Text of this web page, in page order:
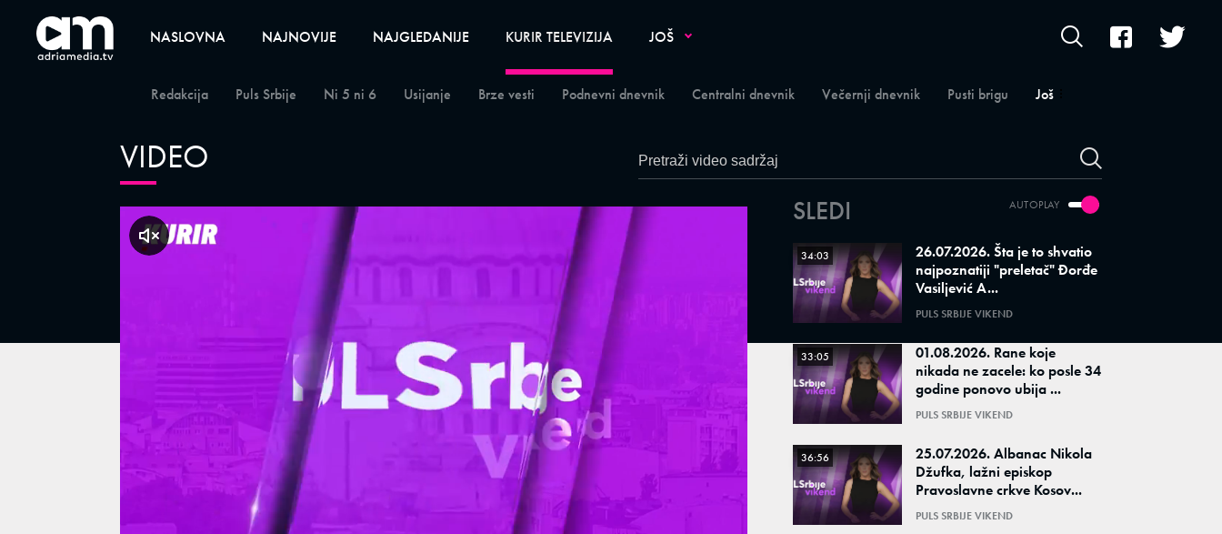
NASLOVNA NAJNOVIJE NAJGLEDANIJE KURIR TELEVIZIJA
Redakcija Puls Srbije Ni 5 ni 6 Usijanje Brze vesti Podnevni dnevnik Centralni dnevnik Večernji dnevnik Pusti brigu Još
JOŠ
VIDEO
klikni za zvuk
AUTOPLAY
SLEDI
34:03
26.07.2026. Šta je to shvatio
najpoznatiji "preletač" Đorđe
Vasiljević A...
PULS SRBIJE VIKEND
33:05
01.08.2026. Rane koje
nikada ne zacele: ko posle 34
godine ponovo ubija ...
PULS SRBIJE VIKEND
36:56
25.07.2026. Albanac Nikola
Džufka, lažni episkop
Pravoslavne crkve Kosov...
PULS SRBIJE VIKEND